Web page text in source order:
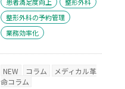
整形外科の予約管理
業務効率化
NEW コラム
メディカル革
命コラム